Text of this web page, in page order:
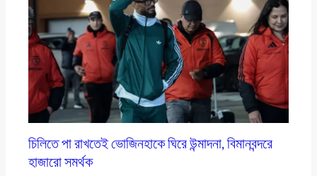
চিলিতে পা রাখতেই ভোজিনহাকে ঘিরে উন্মাদনা, বিমানবন্দরে
হাজারো সমর্থক